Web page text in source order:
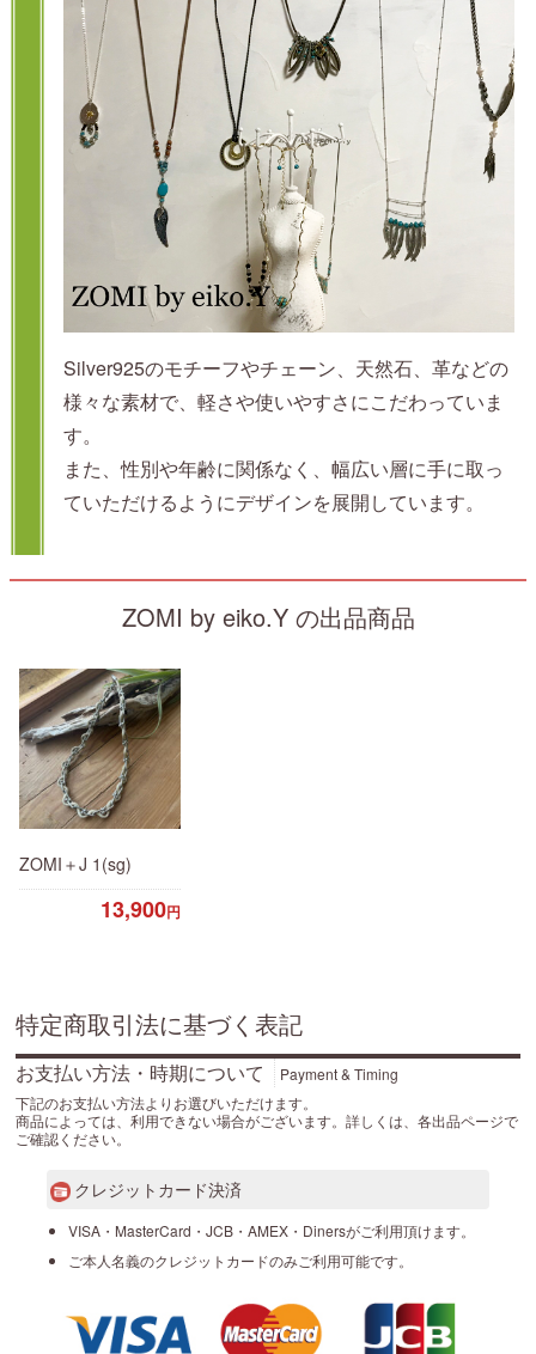
Silver925のモチーフやチェーン、天然石、革などの
様々な素材で、軽さや使いやすさにこだわっていま
す。
また、性別や年齢に関係なく、幅広い層に手に取っ
ていただけるようにデザインを展開しています。
ZOMI by eiko.Y の出品商品
ZOMI＋J 1(sg)
13,900円
特定商取引法に基づく表記
お支払い方法・時期について
Payment & Timing
下記のお支払い方法よりお選びいただけます。
商品によっては、利用できない場合がございます。詳しくは、各出品ページで
ご確認ください。
クレジットカード決済
VISA・MasterCard・JCB・AMEX・Dinersがご利用頂けます。
ご本人名義のクレジットカードのみご利用可能です。